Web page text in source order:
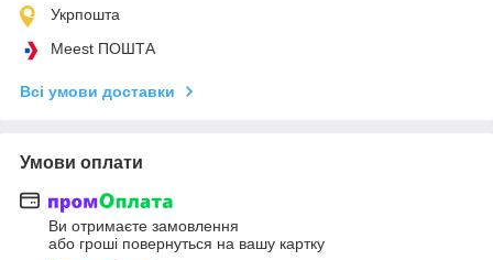
Укрпошта
Meest ПОШТА
Всі умови доставки
Умови оплати
Ви отримаєте замовлення
або гроші повернуться на вашу картку